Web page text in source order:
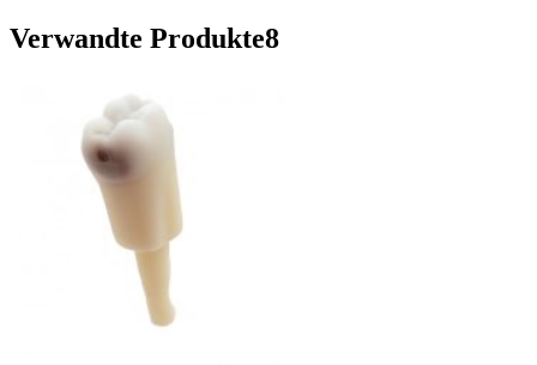
Verwandte Produkte8